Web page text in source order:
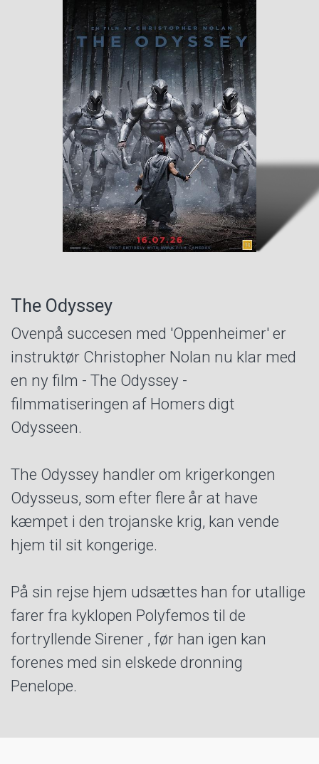
The Odyssey
Ovenpå succesen med 'Oppenheimer' er
instruktør Christopher Nolan nu klar med
en ny film - The Odyssey -
filmmatiseringen af Homers digt
Odysseen.
The Odyssey handler om krigerkongen
Odysseus, som efter flere år at have
kæmpet i den trojanske krig, kan vende
hjem til sit kongerige.
På sin rejse hjem udsættes han for utallige
farer fra kyklopen Polyfemos til de
fortryllende Sirener , før han igen kan
forenes med sin elskede dronning
Penelope.